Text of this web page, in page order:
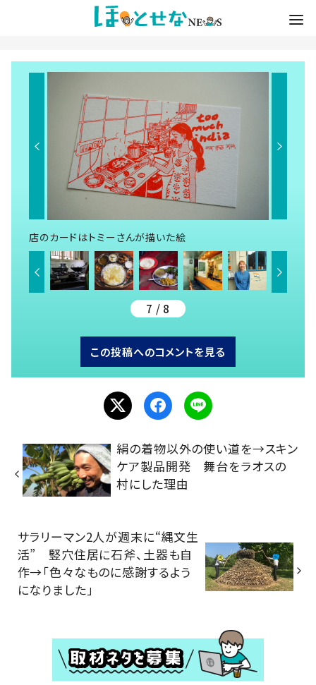
店のカードはトミーさんが描いた絵
7 / 8
この投稿へのコメントを見る
絹の着物以外の使い道を→スキン
ケア製品開発 舞台をラオスの
村にした理由
サラリーマン2人が週末に“縄文生
活” 竪穴住居に石斧、土器も自
作→「色々なものに感謝するよう
になりました」